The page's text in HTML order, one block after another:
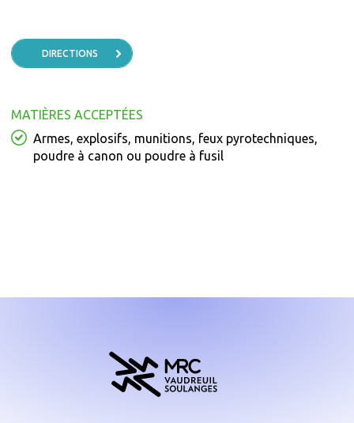
DIRECTIONS
MATIÈRES ACCEPTÉES
Armes, explosifs, munitions, feux pyrotechniques,
poudre à canon ou poudre à fusil